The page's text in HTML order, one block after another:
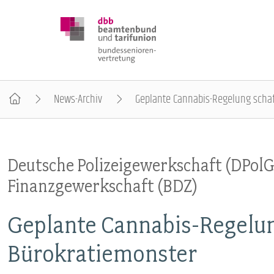
POSITIONEN
VERANSTALTUNGEN
PUBLIKATIONEN
News-Archiv Geplante Cannabis-Regelung
Deutsche Polizeigewerkschaft
Finanzgewerkschaft (BDZ)
Geplante Cannabis-
Bürokratiemonster